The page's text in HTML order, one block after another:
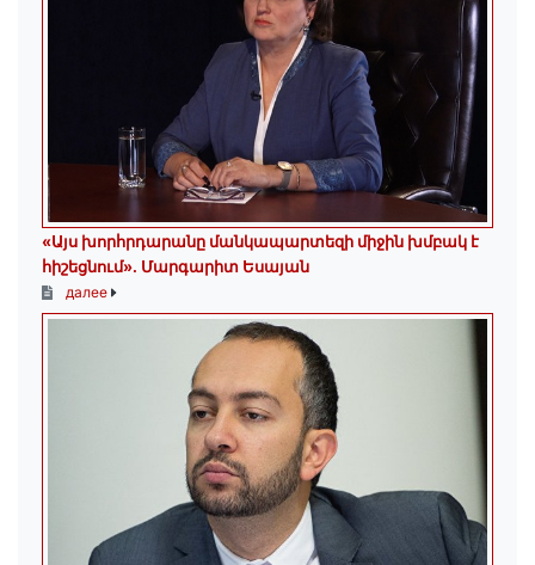
«Այս խորհրդարանը մանկապարտեզի միջին խմբակ է
հիշեցնում»․ Մարգարիտ Եսայան
далее